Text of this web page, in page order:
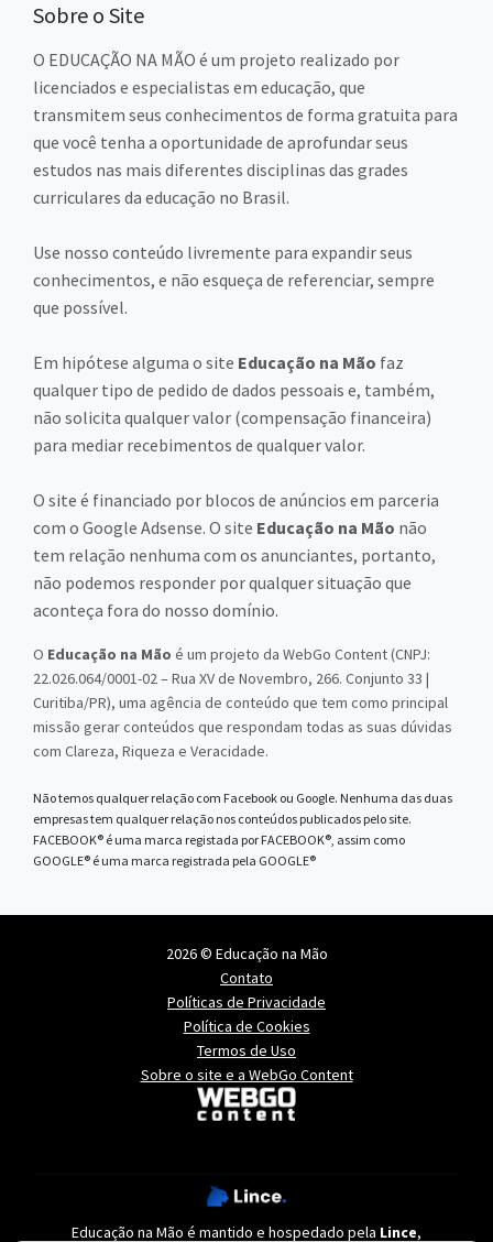
Sobre o Site
O EDUCAÇÃO NA MÃO é um projeto realizado por
licenciados e especialistas em educação, que
transmitem seus conhecimentos de forma gratuita para
que você tenha a oportunidade de aprofundar seus
estudos nas mais diferentes disciplinas das grades
curriculares da educação no Brasil.
Use nosso conteúdo livremente para expandir seus
conhecimentos, e não esqueça de referenciar, sempre
que possível.
Em hipótese alguma o site Educação na Mão faz
qualquer tipo de pedido de dados pessoais e, também,
não solicita qualquer valor (compensação financeira)
para mediar recebimentos de qualquer valor.
O site é financiado por blocos de anúncios em parceria
com o Google Adsense. O site Educação na Mão não
tem relação nenhuma com os anunciantes, portanto,
não podemos responder por qualquer situação que
aconteça fora do nosso domínio.
O Educação na Mão é um projeto da WebGo Content (CNPJ:
22.026.064/0001-02 – Rua XV de Novembro, 266. Conjunto 33 |
Curitiba/PR), uma agência de conteúdo que tem como principal
missão gerar conteúdos que respondam todas as suas dúvidas
com Clareza, Riqueza e Veracidade.
Não temos qualquer relação com Facebook ou Google. Nenhuma das duas
empresas tem qualquer relação nos conteúdos publicados pelo site.
FACEBOOK® é uma marca registada por FACEBOOK®, assim como
GOOGLE® é uma marca registrada pela GOOGLE®
2026 © Educação na Mão
Contato
Políticas de Privacidade
Política de Cookies
Termos de Uso
Sobre o site e a WebGo Content
Educação na Mão é mantido e hospedado pela Lince,